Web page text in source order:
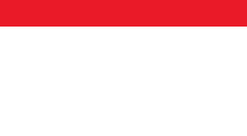
Descarga la APP